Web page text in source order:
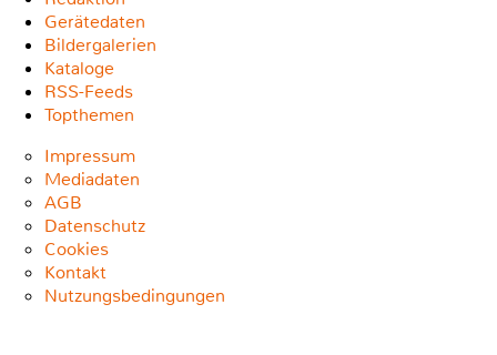
Gerätedaten
Bildergalerien
Kataloge
RSS-Feeds
Topthemen
Impressum
Mediadaten
AGB
Datenschutz
Cookies
Kontakt
Nutzungsbedingungen